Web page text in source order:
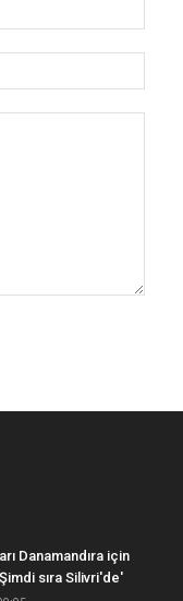
Danamandıra için
sıra Silivri'de'